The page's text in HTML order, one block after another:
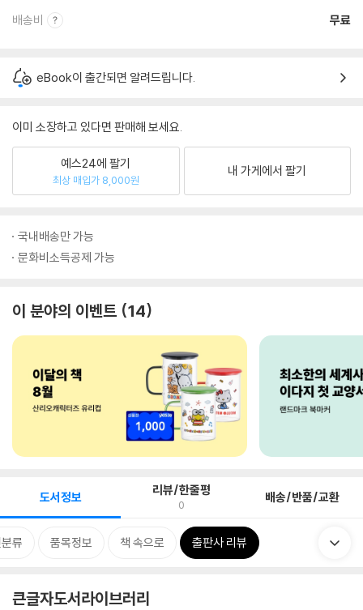
배송비 무료
eBook이 출간되면 알려드립니다.
이미 소장하고 있다면 판매해 보세요.
예스24에 팔기
최상 매입가 8,000원
내 가게에서 팔기
국내배송만 가능
문화비소득공제 가능
이 분야의 이벤트 14
도서정보 리뷰/한줄평
0 배송/반품/교환
류 품목정보 책 속으로 출판사 리뷰
큰글자도서라이브러리